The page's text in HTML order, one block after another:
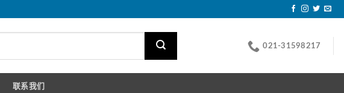
021-31598217
联系我们